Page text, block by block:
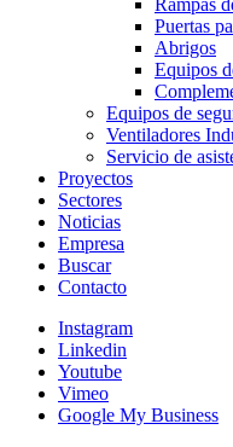
Rampas
Puertas
Abrigos
Equipos
Equipos de
Ventiladores
Servicio de
Proyectos
Sectores
Noticias
Empresa
Buscar
Contacto
Instagram
Linkedin
Youtube
Vimeo
Google My Business